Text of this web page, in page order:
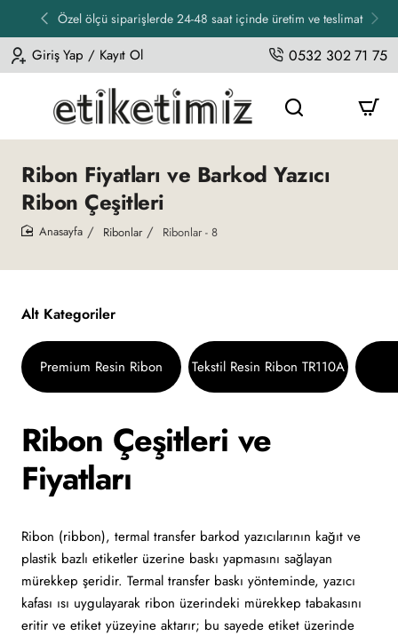
Özel ölçü siparişlerde 24-48 saat içinde üretim ve teslimat
Giriş Yap / Kayıt Ol 0532 302 71 75
Ribon Fiyatları ve Barkod Yazıcı
Ribon Çeşitleri
Ribonlar Ribonlar - 8
Alt Kategoriler
Premium Resin Ribon Tekstil Resin Ribon TR110A
Ribon Çeşitleri ve
Fiyatları
Ribon (ribbon), termal transfer barkod yazıcılarının kağıt ve
plastik bazlı etiketler üzerine baskı yapmasını sağlayan
mürekkep şeridir. Termal transfer baskı yönteminde, yazıcı
kafası ısı uygulayarak ribon üzerindeki mürekkep tabakasını
eritir ve etiket yüzeyine aktarır; bu sayede etiket üzerinde